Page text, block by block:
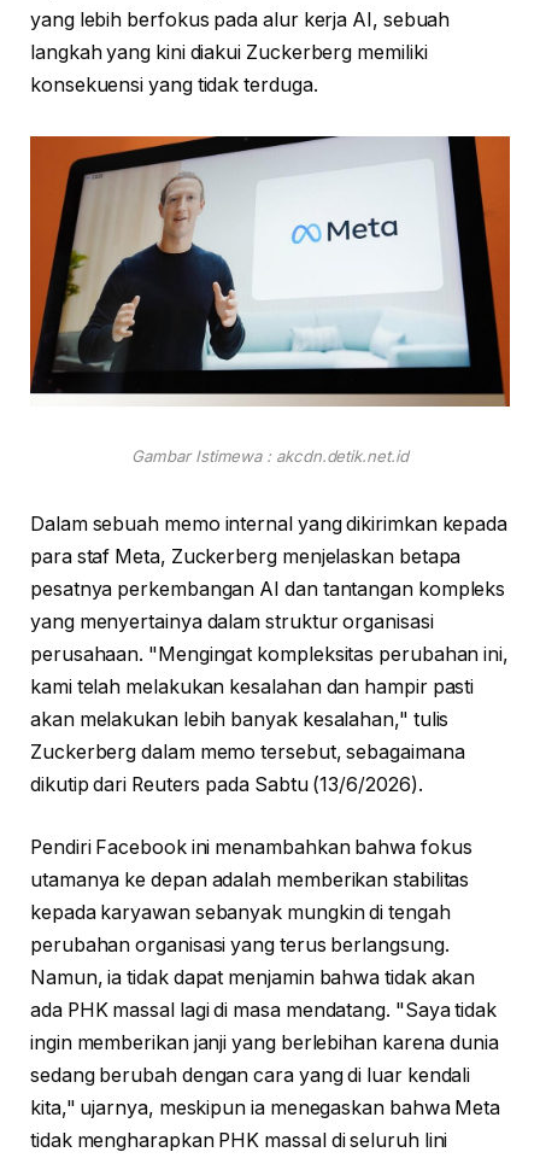
yang lebih berfokus pada alur kerja AI, sebuah
langkah yang kini diakui Zuckerberg memiliki
konsekuensi yang tidak terduga.
Gambar Istimewa : akcdn.detik.net.id
Dalam sebuah memo internal yang dikirimkan kepada
para staf Meta, Zuckerberg menjelaskan betapa
pesatnya perkembangan AI dan tantangan kompleks
yang menyertainya dalam struktur organisasi
perusahaan. "Mengingat kompleksitas perubahan ini,
kami telah melakukan kesalahan dan hampir pasti
akan melakukan lebih banyak kesalahan," tulis
Zuckerberg dalam memo tersebut, sebagaimana
dikutip dari Reuters pada Sabtu (13/6/2026).
Pendiri Facebook ini menambahkan bahwa fokus
utamanya ke depan adalah memberikan stabilitas
kepada karyawan sebanyak mungkin di tengah
perubahan organisasi yang terus berlangsung.
Namun, ia tidak dapat menjamin bahwa tidak akan
ada PHK massal lagi di masa mendatang. "Saya tidak
ingin memberikan janji yang berlebihan karena dunia
sedang berubah dengan cara yang di luar kendali
kita," ujarnya, meskipun ia menegaskan bahwa Meta
tidak mengharapkan PHK massal di seluruh lini